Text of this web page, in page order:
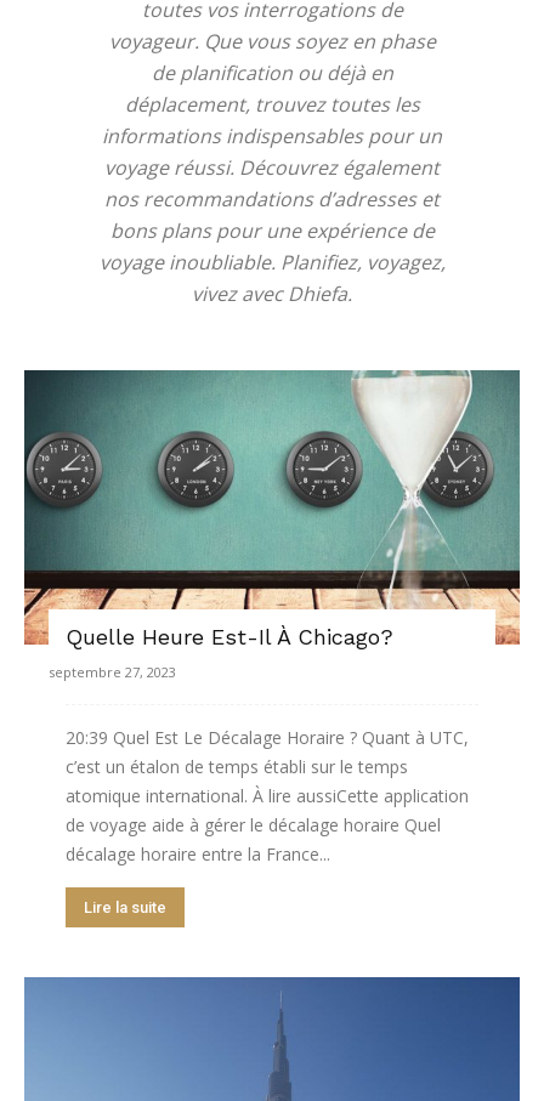
toutes vos interrogations de
voyageur. Que vous soyez en phase
de planification ou déjà en
déplacement, trouvez toutes les
informations indispensables pour un
voyage réussi. Découvrez également
nos recommandations d’adresses et
bons plans pour une expérience de
voyage inoubliable. Planifiez, voyagez,
vivez avec Dhiefa.
Quelle Heure Est-Il À Chicago?
septembre 27, 2023
20:39 Quel Est Le Décalage Horaire ? Quant à UTC,
c’est un étalon de temps établi sur le temps
atomique international. À lire aussiCette application
de voyage aide à gérer le décalage horaire Quel
décalage horaire entre la France...
Lire la suite